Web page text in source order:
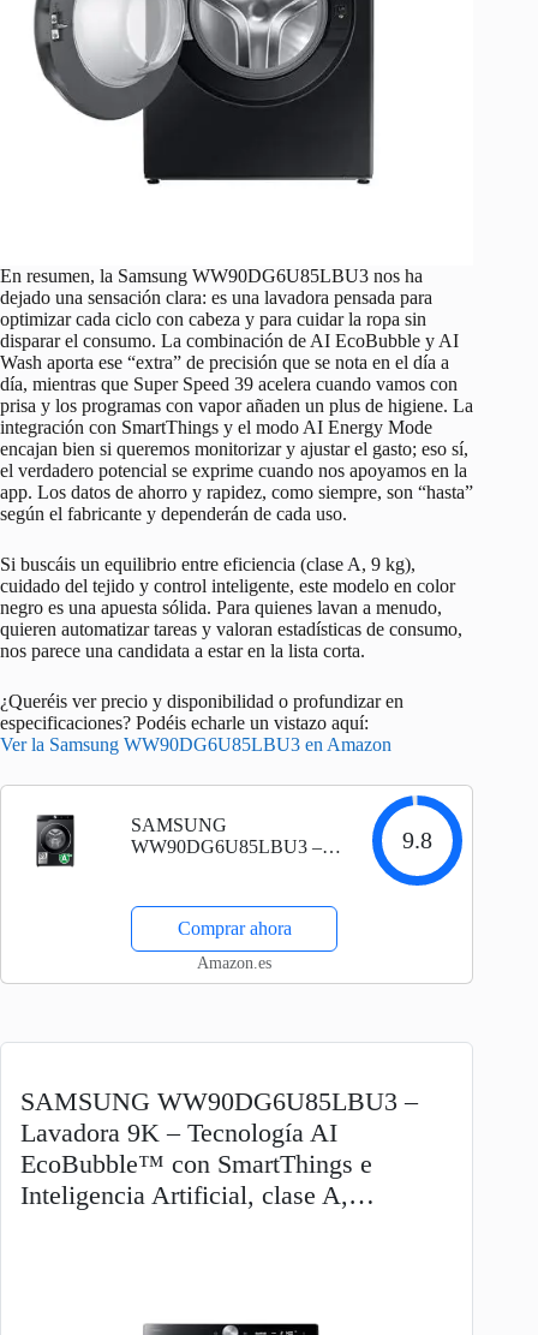
En resumen, la Samsung WW90DG6U85LBU3 nos ha
dejado una sensación clara: es una lavadora pensada para
optimizar cada ciclo con cabeza y para cuidar la ropa sin
disparar el consumo. La combinación de AI EcoBubble y AI
Wash aporta ese “extra” de precisión que se nota en el día a
día, mientras que Super Speed 39 acelera cuando vamos con
prisa y los programas con vapor añaden un plus de higiene. La
integración con SmartThings y el modo AI Energy Mode
encajan bien si queremos monitorizar y ajustar el gasto; eso sí,
el verdadero potencial se exprime cuando nos apoyamos en la
app. Los datos de ahorro y rapidez, como siempre, son “hasta”
según el fabricante y dependerán de cada uso.
Si buscáis un equilibrio entre eficiencia (clase A, 9 kg),
cuidado del tejido y control inteligente, este modelo en color
negro es una apuesta sólida. Para quienes lavan a menudo,
quieren automatizar tareas y valoran estadísticas de consumo,
nos parece una candidata a estar en la lista corta.
¿Queréis ver precio y disponibilidad o profundizar en
especificaciones? Podéis echarle un vistazo aquí:
Ver la Samsung WW90DG6U85LBU3 en Amazon
SAMSUNG
WW90DG6U85LBU3 –
SmartThings e Inteligencia
Artificial, clase A, color
negro
9.8
Comprar ahora
Amazon.es
SAMSUNG WW90DG6U85LBU3 –
Lavadora 9K – Tecnología AI
EcoBubble™ con SmartThings e
Inteligencia Artificial, clase A,…